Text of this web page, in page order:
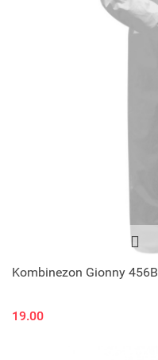
Kombinezon Gionny 456B
19.00